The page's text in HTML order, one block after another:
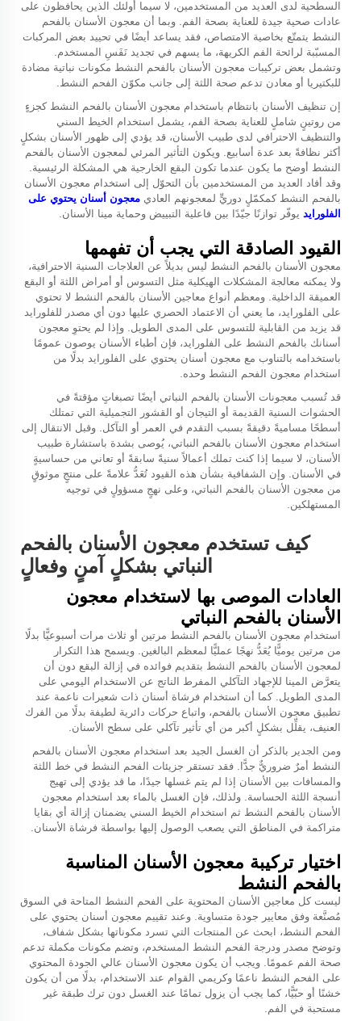
السطحية لدى العديد من المستخدمين، لا سيما أولئك الذين يحافظون على
عادات صحية جيدة للعناية بصحة الفم. وبما أن معجون الأسنان بالفحم
النشط يتمتّع بخاصية الامتصاص، فقد يساعد أيضًا في تحييد بعض المركبات
المسبّبة لرائحة الفم الكريهة، ما يسهم في تجديد نَفَسِ المستخدم.
وتشمل بعض تركيبات معجون الأسنان بالفحم النشط مكونات نباتية مضادة
للبكتيريا أو معادن تدعم صحة اللثة إلى جانب مكوّن الفحم النشط.
إن تنظيف الأسنان بانتظام باستخدام معجون الأسنان بالفحم النشط كجزءٍ
من روتينٍ شاملٍ للعناية بصحة الفم، يشمل استخدام الخيط السني
والتنظيف الاحترافي لدى طبيب الأسنان، قد يؤدي إلى ظهور الأسنان بشكلٍ
أكثر نظافةً بعد عدة أسابيع. ويكون التأثير المرئي لمعجون الأسنان بالفحم
النشط أوضح ما يكون عندما تكون البقع الخارجية هي المشكلة الرئيسية.
وقد أفاد العديد من المستخدمين بأن التحوّل إلى استخدام معجون الأسنان
بالفحم النشط كمكمّلٍ دوريٍّ لمعجونهم العادي معجون أسنان يحتوي على
الفلورايد يوفّر توازنًا جيّدًا بين فاعلية التبييض وحماية مينا الأسنان.
القيود الصادقة التي يجب أن تفهمها
معجون الأسنان بالفحم النشط ليس بديلاً عن العلاجات السنية الاحترافية،
ولا يمكنه معالجة المشكلات الهيكلية مثل التسوس أو أمراض اللثة أو البقع
العميقة الداخلية. ومعظم أنواع معاجين الأسنان بالفحم النشط لا تحتوي
على الفلورايد، ما يعني أن الاعتماد الحصري عليها دون أي مصدر للفلورايد
قد يزيد من القابلية للتسوس على المدى الطويل. وإذا لم يحتوِ معجون
أسنانك بالفحم النشط على الفلورايد، فإن أطباء الأسنان يوصون عمومًا
باستخدامه بالتناوب مع معجون أسنان يحتوي على الفلورايد بدلًا من
استخدام معجون الفحم النشط وحده.
قد تُسبب معجونات الأسنان بالفحم النباتي أيضًا تصبغاتٍ مؤقتةً في
الحشوات السنية القديمة أو التيجان أو القشور التجميلية التي تمتلك
أسطحًا مساميةً دقيقةً بسبب التقدم في العمر أو التآكل. وقبل الانتقال إلى
استخدام معجون الأسنان بالفحم النباتي، يُوصى بشدة باستشارة طبيب
الأسنان، لا سيما إذا كنت تملك أعمالاً سنيةً سابقةً أو تعاني من حساسيةٍ
في الأسنان. وإن الشفافية بشأن هذه القيود تُعَدُّ علامةً على منتجٍ موثوقٍ
من معجون الأسنان بالفحم النباتي، وعلى نهجٍ مسؤولٍ في توجيه
المستهلكين.
كيف تستخدم معجون الأسنان بالفحم
النباتي بشكلٍ آمنٍ وفعالٍ
العادات الموصى بها لاستخدام معجون
الأسنان بالفحم النباتي
استخدام معجون الأسنان بالفحم النشط مرتين أو ثلاث مرات أسبوعيًّا بدلًا
من مرتين يوميًّا يُعَدُّ نهجًا عمليًّا لمعظم البالغين. ويسمح هذا التكرار
لمعجون الأسنان بالفحم النشط بتقديم فوائده في إزالة البقع دون أن
يتعرَّض المينا للإجهاد التآكلي المفرط الناتج عن الاستخدام اليومي على
المدى الطويل. كما أن استخدام فرشاة أسنان ذات شعيرات ناعمة عند
تطبيق معجون الأسنان بالفحم، واتباع حركات دائرية لطيفة بدلًا من الفرك
العنيف، يقلِّل بشكلٍ أكبر من أي تأثير تآكلي على سطح الأسنان.
ومن الجدير بالذكر أن الغسل الجيد بعد استخدام معجون الأسنان بالفحم
النشط أمرٌ ضروريٌّ جدًّا. فقد تستقر جزيئات الفحم النشط في خط اللثة
والمسافات بين الأسنان إذا لم يتم غسلها جيدًا، ما قد يؤدي إلى تهيج
أنسجة اللثة الحساسة. ولذلك، فإن الغسل بالماء بعد استخدام معجون
الأسنان بالفحم النشط ثم استخدام الخيط السني يضمنان إزالة أي بقايا
متراكمة في المناطق التي يصعب الوصول إليها بواسطة فرشاة الأسنان.
اختيار تركيبة معجون الأسنان المناسبة
بالفحم النشط
ليست كل معاجين الأسنان المحتوية على الفحم النشط المتاحة في السوق
مُصنَّعة وفق معايير جودة متساوية. وعند تقييم معجون أسنان يحتوي على
الفحم النشط، ابحث عن المنتجات التي تسرد مكوناتها بشكل شفاف،
وتوضح مصدر ودرجة الفحم النشط المستخدم، وتضم مكونات مكملة تدعم
صحة الفم عمومًا. ويجب أن يكون معجون الأسنان عالي الجودة المحتوي
على الفحم النشط ناعمًا وكريمي القوام عند الاستخدام، بدلًا من أن يكون
خشنًا أو حبّيًّا، كما يجب أن يزول تمامًا عند الغسل دون ترك طبقة غير
مستحبة في الفم.